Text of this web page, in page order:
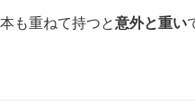
も重ねて持つと意外と重い